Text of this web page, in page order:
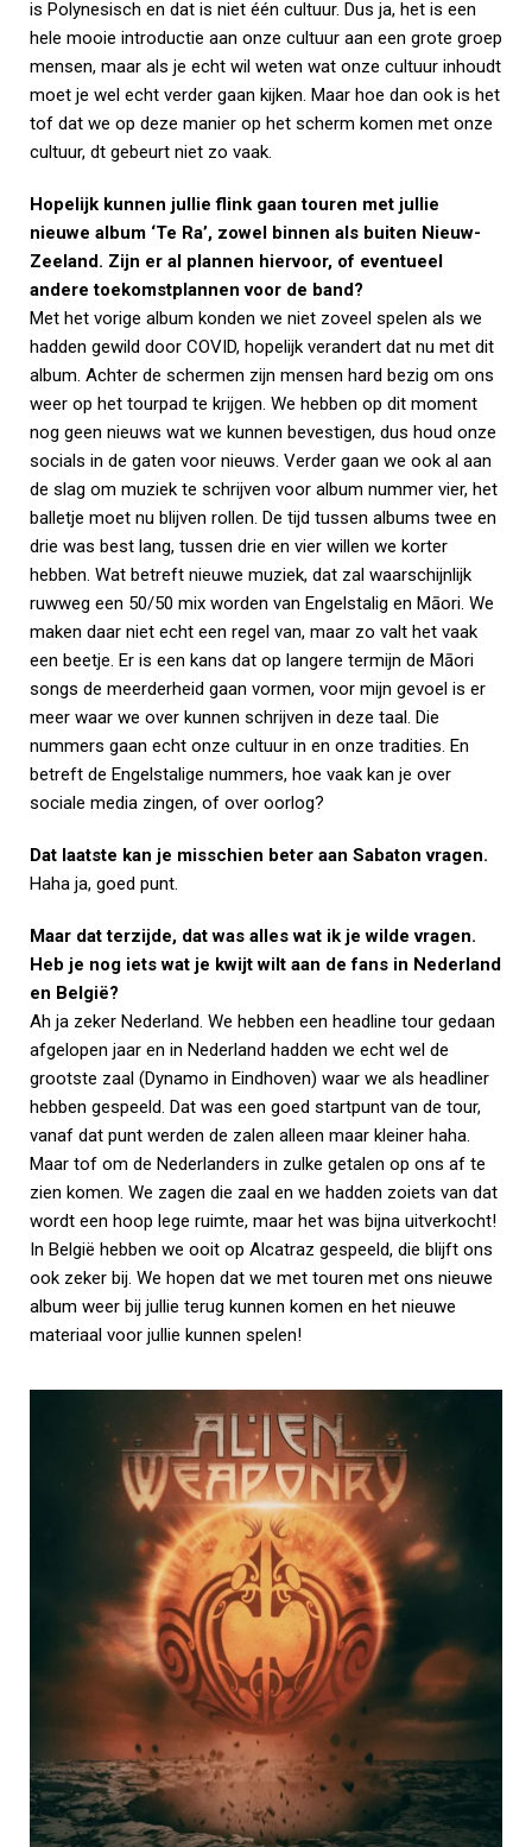
is Polynesisch en dat is niet één cultuur. Dus ja, het is een
hele mooie introductie aan onze cultuur aan een grote groep
mensen, maar als je echt wil weten wat onze cultuur inhoudt
moet je wel echt verder gaan kijken. Maar hoe dan ook is het
tof dat we op deze manier op het scherm komen met onze
cultuur, dt gebeurt niet zo vaak.
Hopelijk kunnen jullie flink gaan touren met jullie
nieuwe album ‘Te Ra’, zowel binnen als buiten Nieuw-
Zeeland. Zijn er al plannen hiervoor, of eventueel
andere toekomstplannen voor de band?
Met het vorige album konden we niet zoveel spelen als we
hadden gewild door COVID, hopelijk verandert dat nu met dit
album. Achter de schermen zijn mensen hard bezig om ons
weer op het tourpad te krijgen. We hebben op dit moment
nog geen nieuws wat we kunnen bevestigen, dus houd onze
socials in de gaten voor nieuws. Verder gaan we ook al aan
de slag om muziek te schrijven voor album nummer vier, het
balletje moet nu blijven rollen. De tijd tussen albums twee en
drie was best lang, tussen drie en vier willen we korter
hebben. Wat betreft nieuwe muziek, dat zal waarschijnlijk
ruwweg een 50/50 mix worden van Engelstalig en Māori. We
maken daar niet echt een regel van, maar zo valt het vaak
een beetje. Er is een kans dat op langere termijn de Māori
songs de meerderheid gaan vormen, voor mijn gevoel is er
meer waar we over kunnen schrijven in deze taal. Die
nummers gaan echt onze cultuur in en onze tradities. En
betreft de Engelstalige nummers, hoe vaak kan je over
sociale media zingen, of over oorlog?
Dat laatste kan je misschien beter aan Sabaton vragen.
Haha ja, goed punt.
Maar dat terzijde, dat was alles wat ik je wilde vragen.
Heb je nog iets wat je kwijt wilt aan de fans in Nederland
en België?
Ah ja zeker Nederland. We hebben een headline tour gedaan
afgelopen jaar en in Nederland hadden we echt wel de
grootste zaal (Dynamo in Eindhoven) waar we als headliner
hebben gespeeld. Dat was een goed startpunt van de tour,
vanaf dat punt werden de zalen alleen maar kleiner haha.
Maar tof om de Nederlanders in zulke getalen op ons af te
zien komen. We zagen die zaal en we hadden zoiets van dat
wordt een hoop lege ruimte, maar het was bijna uitverkocht!
In België hebben we ooit op Alcatraz gespeeld, die blijft ons
ook zeker bij. We hopen dat we met touren met ons nieuwe
album weer bij jullie terug kunnen komen en het nieuwe
materiaal voor jullie kunnen spelen!